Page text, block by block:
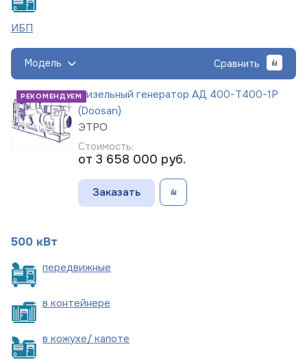
ИБП
Модель Сравнить
РЕКОМЕНДУЕМДизельный генератор АД 400-Т400-1Р
(Doosan)
ЭТРО
Стоимость:
от 3 658 000 руб.
Заказать
500 кВт
передвижные
в контейнере
в кожухе/ капоте